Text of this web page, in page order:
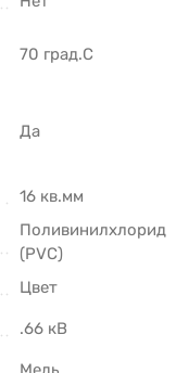
70 град.C
Да
16 кв.мм
Поливинилхлорид
(PVC)
Цвет
.66 кВ